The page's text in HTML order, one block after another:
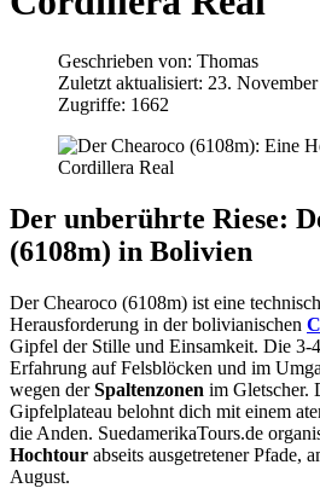
Geschrieben von: Thomas
Zuletzt aktualisiert: 23.
Zugriffe: 1662
Der unberührte Riese:
(6108m) in Bolivien
Der Chearoco (6108m) ist eine
Herausforderung in der bolivianischen
Gipfel der Stille und Einsamkeit. Die 3-
Erfahrung auf Felsblöcken und im
wegen derSpaltenzonen im Gletscher.
Gipfelplateau belohnt dich mit einem
die Anden. SuedamerikaTours.de
Hochtour abseits ausgetretener Pfade,
August.